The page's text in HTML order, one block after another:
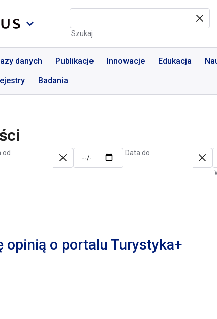
- Portal
Szukaj
danych Publikacje Innowacje Edukacja
Badania
od Data do
opinią o portalu Turystyka+